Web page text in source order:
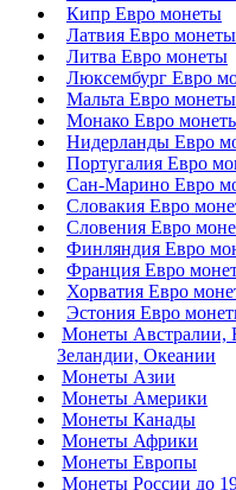
Кипр Евро монеты
Латвия Евро монеты
Литва Евро монеты
Люксембург Евро
Мальта Евро монеты
Монако Евро
Нидерланды Евро
Португалия Евро
Сан-Марино Евро
Словакия Евро
Словения Евро
Финляндия Евро
Франция Евро
Хорватия Евро
Эстония Евро
Монеты Австралии,
Зеландии, Океании
Монеты Азии
Монеты Америки
Монеты Канады
Монеты Африки
Монеты Европы
Монеты России до